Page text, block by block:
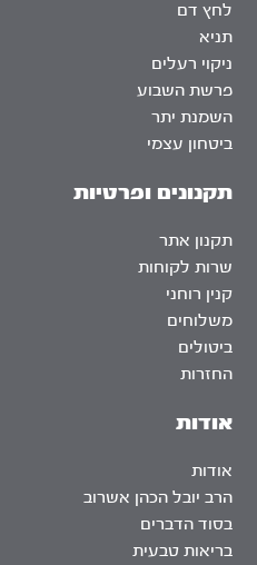
אודות
אודות
הרב יובל הכהן אשרוב
בסוד הדברים
בריאות טבעית
לחץ דם
תניא
ניקוי רעלים
פרשת השבוע
השמנת יתר
ביטחון עצמי
תקנונים ופרטיות
תקנון אתר
שרות לקוחות
קנין רוחני
משלוחים
ביטולים
החזרות